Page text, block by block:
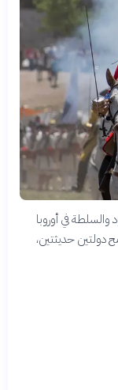
في أوروبا
دولتين حديثتين،